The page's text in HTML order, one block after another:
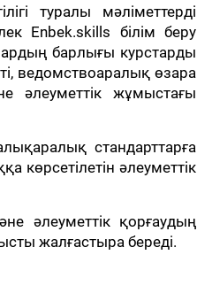
туралы мәліметтерді
Enbek.skills білім беру
барлығы курстарды
ведомствоаралық өзара
әлеуметтік жұмыстағы
стандарттарға
көрсетілетін әлеуметтік
әлеуметтік қорғаудың
жалғастыра береді.